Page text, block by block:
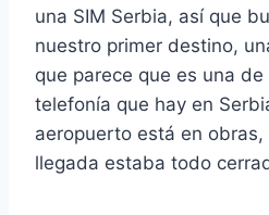
una SIM Serbia, así que
nuestro primer destino,
que parece que es una
telefonía que hay en
aeropuerto está en
llegada estaba todo